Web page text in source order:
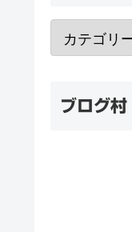
ブログ村